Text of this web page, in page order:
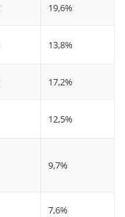
19,6%
13,8%
17,2%
12,5%
9,7%
7,6%